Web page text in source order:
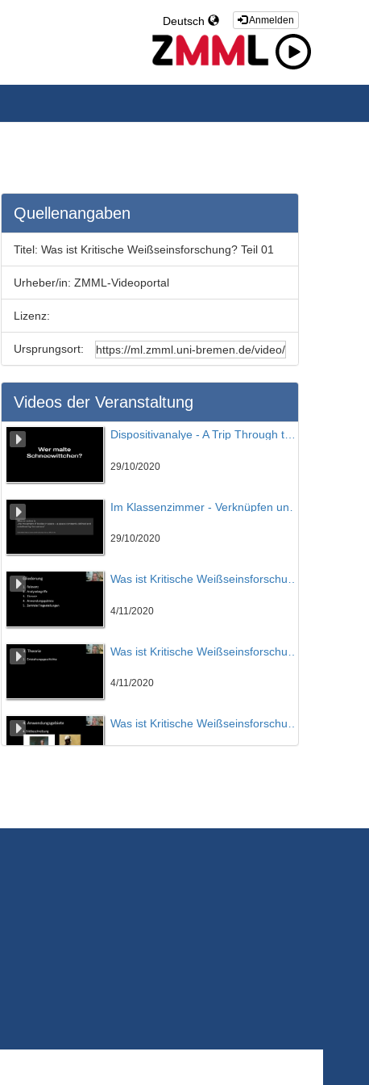
Anmelden
Deutsch
Quellenangaben
Titel: Was ist Kritische Weißseinsforschung? Teil 01
Urheber/in: ZMML-Videoportal
Lizenz:
Ursprungsort:
Videos der Veranstaltung
29/10/2020
29/10/2020
4/11/2020
4/11/2020
4/11/2020